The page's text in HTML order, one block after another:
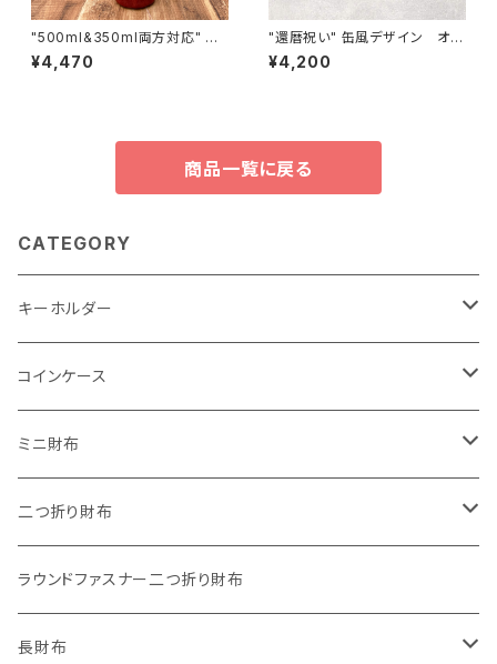
"500ml&350ml両方対応" ビ
ールキーパー＜RED＞
¥4,470
"還暦祝い" 缶風デザイン オリ
ジナルビールキーパー＜D.Red
＞国内産仔牛革
¥4,200
商品一覧に戻る
CATEGORY
キーホルダー
"子供の絵"キーホルダー
"餞別"キーホルダー
"うちの子"ペットキーホルダー
コインケース
ワンタッチコインケース ブライドルレザー
ワンタッチコインケース ブッテーロ
ワンタッチコインケース 国産革
ファスナーコインケース
ミニ財布
"Jack"マイクロウォレット(三つ折り式)
"Ripper"マイクロウォレット(三つ折り式)
二つ折り財布
"Basic"アートウォレット
番外編Basicアートウォレット (インポート革版)
スキニーウォレット
ラウンドファスナー二つ折り財布
長財布